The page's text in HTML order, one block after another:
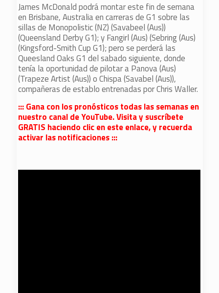
James McDonald podrá montar este fin de semana
en Brisbane, Australia en carreras de G1 sobre las
sillas de Monopolistic (NZ) (Savabeel (Aus))
(Queensland Derby G1); y Fangirl (Aus) (Sebring (Aus)
(Kingsford-Smith Cup G1); pero se perderá las
Queesland Oaks G1 del sabado siguiente, donde
tenía la oportunidad de pilotar a Panova (Aus)
(Trapeze Artist (Aus)) o Chispa (Savabel (Aus)),
compañeras de establo entrenadas por Chris Waller.
::: Gana con los pronósticos todas las semanas en
nuestro canal de YouTube. Visita y suscríbete
GRATIS haciendo clic en este enlace, y recuerda
activar las notificaciones :::